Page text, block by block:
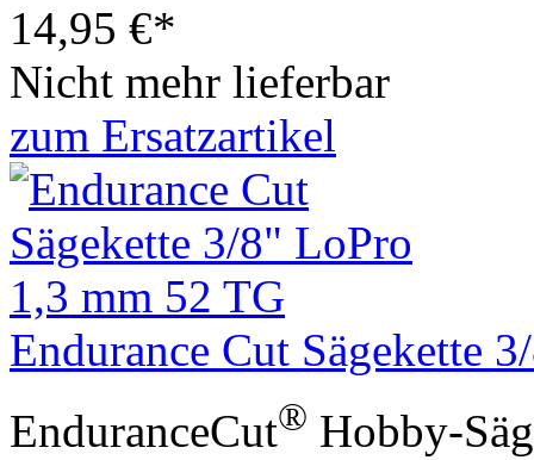
14,95 €*
Nicht mehr lieferbar
zum Ersatzartikel
Endurance Cut Sägekette
EnduranceCut® Hobby-